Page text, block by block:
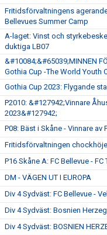
Fritidsförvaltningens
Bellevues Summer Camp
A-laget: Vinst och
duktiga LB07
&#10084;&#65039;MINNEN
Gothia Cup -The World Youth
Gothia Cup 2023: Flygande
P2010: &#127942;Vinnare
2023&#127942;
P08: Bäst i Skåne - Vinnare av
Fritidsförvaltningen
P16 Skåne A: FC Bellevue -
DM - VÄGEN UT I EUROPA
Div 4 Sydväst: FC Bellevue -
Div 4 Sydväst: Bosnien
Div 4 Sydväst: BOSNIEN